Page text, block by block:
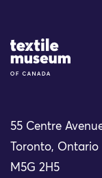
Site Logo
55 Centre
Toronto, Ontario
M5G 2H5